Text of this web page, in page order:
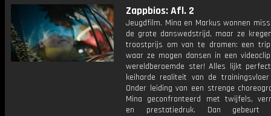
Zappbios: Afl. 2
Jeugdfilm. Mina en Markus wonnen
de grote danswedstrijd, maar ze
troostprijs om van te dromen: een
waar ze mogen dansen in een
wereldberoemde ster! Alles lijkt
keiharde realiteit van de
Onder leiding van een strenge
Mina geconfronteerd met twijfels,
en prestatiedruk. Dan